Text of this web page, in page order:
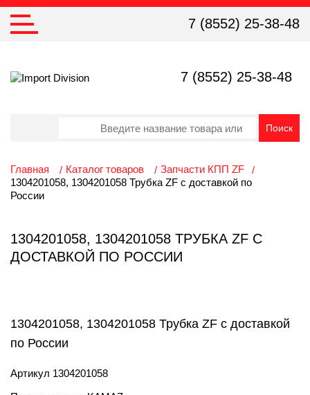
7 (8552) 25-38-48
7 (8552) 25-38-48
Главная Каталог товаров
Запчасти КПП ZF
1304201058, 1304201058 Трубка ZF с доставкой по
России
1304201058, 1304201058 ТРУБКА ZF С
ДОСТАВКОЙ ПО РОССИИ
1304201058, 1304201058 Трубка ZF с доставкой
по России
Артикул 1304201058